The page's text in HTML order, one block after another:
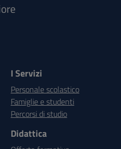
I Servizi
Personale scolastico
Famiglie e studenti
Percorsi di studio
Didattica